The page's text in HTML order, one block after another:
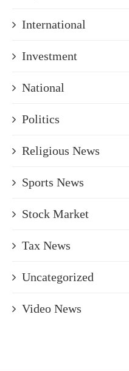
International
Investment
National
Politics
Religious News
Sports News
Stock Market
Tax News
Uncategorized
Video News